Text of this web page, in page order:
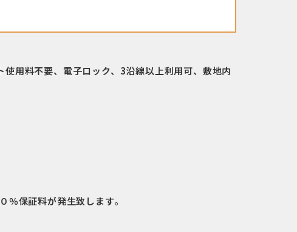
用料不要、電子ロック、3沿線以上利用可、敷地内
保証料が発生致します。